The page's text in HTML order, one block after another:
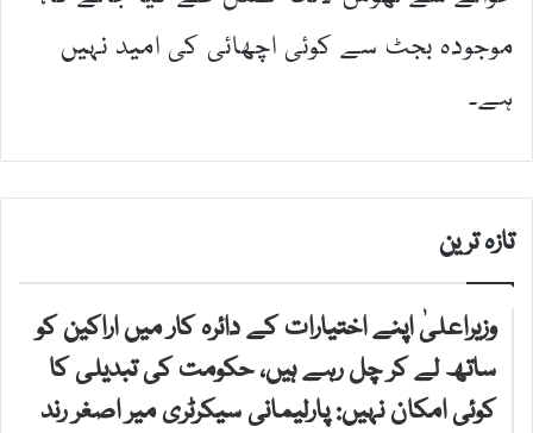
موجودہ بجٹ سے کوئی اچھائی کی امید نہیں
ہے۔
تازہ ترین
وزیراعلیٰ اپنے اختیارات کے دائرہ کار میں اراکین کو
ساتھ لے کر چل رہے ہیں، حکومت کی تبدیلی کا
کوئی امکان نہیں: پارلیمانی سیکرٹری میر اصغر رند